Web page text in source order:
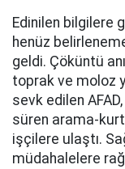
Edinilen bilgilere
henüz
geldi. Çöküntü
toprak ve moloz
sevk edilen
süren arama-
işçilere ulaştı.
müdahalelere